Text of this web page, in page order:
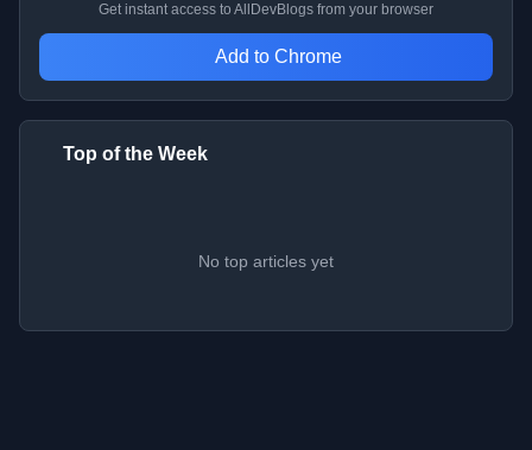
Get instant access to AllDevBlogs from your browser
Add to Chrome
Top of the Week
No top articles yet